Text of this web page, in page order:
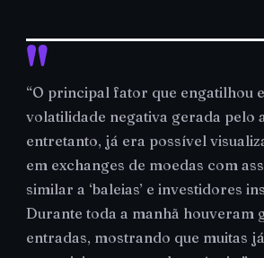
“O principal fator que engatilhou
volatilidade negativa gerada pelo
entretanto, já era possível
em exchanges de moedas com
similar a ‘baleias’ e investidores
Durante toda a manhã houveram
entradas, mostrando que muitas